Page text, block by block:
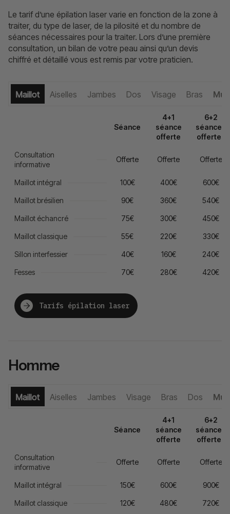
Le tarif d’une épilation laser varie en fonction de la zone à
traiter, du type de laser, de la pilosité et du nombre de
séances nécessaires pour la traiter. Lors d’une première
consultation, un bilan de votre peau ainsi qu’un devis
chiffré et détaillé vous est remis par votre praticien.
Maillot Aiselles Jambes Dos Visage Bras
Séance
4+1
séance
offerte
6+2
séances
offertes
Consultation
informative
Offerte Offerte Offerte
Maillot intégral 100€ 400€ 600€
Maillot brésilien 90€ 360€ 540€
Maillot échancré 75€ 300€ 450€
Maillot classique 55€ 220€ 330€
Sillon interfessier 40€ 160€ 240€
Fesses 70€ 280€ 420€
Tarifs épilation laser
Homme
Maillot Aiselles Jambes Visage Bras Dos
Séance
4+1
séance
offerte
6+2
séances
offertes
Consultation
informative
Offerte Offerte Offerte
Maillot intégral 150€ 600€ 900€
Maillot classique 120€ 480€ 720€